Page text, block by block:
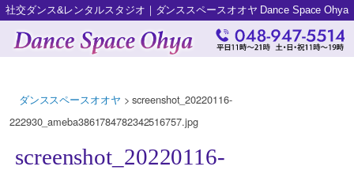
社交ダンス&レンタルスタジオ｜ダンススペースオオヤ Dance Space Ohya
ダンススペースオオヤ >screenshot_20220116-
222930_ameba3861784782342516757.jpg
screenshot_20220116-